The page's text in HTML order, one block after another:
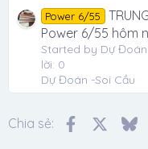
Power 6/55
Power 6/55 hôm
Started by Dự Đoán
lời: 0
Dự Đoán -Soi Cầu
Chia sẻ: Facebook